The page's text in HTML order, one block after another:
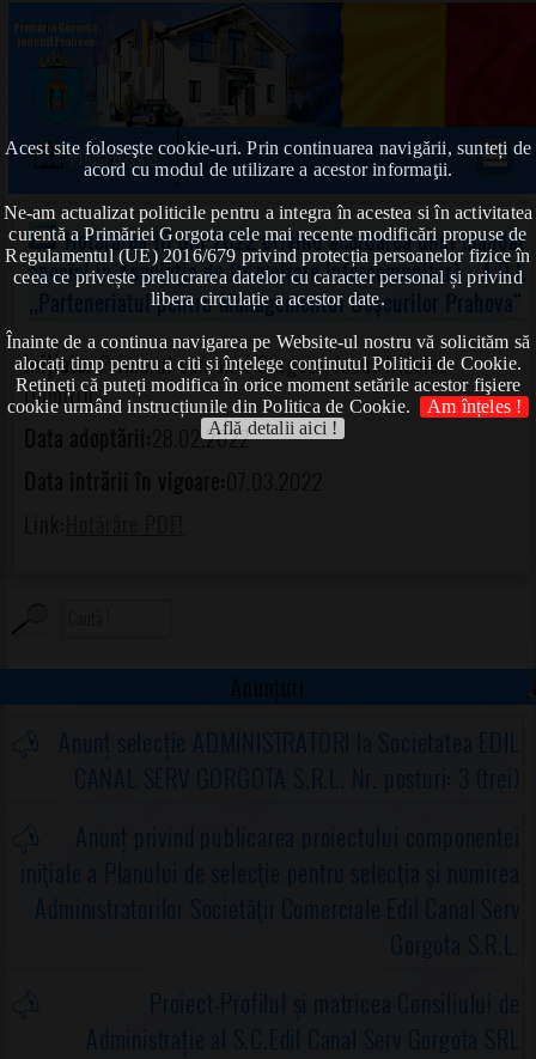
Acest site foloseşte cookie-uri. Prin continuarea navigării, sunteți de
acord cu modul de utilizare a acestor informaţii.
Ne-am actualizat politicile pentru a integra în acestea si în activitatea
curentă a Primăriei Gorgota cele mai recente modificări propuse de
Regulamentul (UE) 2016/679 privind protecția persoanelor fizice în
ceea ce privește prelucrarea datelor cu caracter personal și privind
libera circulație a acestor date.
Înainte de a continua navigarea pe Website-ul nostru vă solicităm să
alocați timp pentru a citi și înțelege conținutul Politicii de Cookie.
Rețineți că puteți modifica în orice moment setările acestor fişiere
cookie urmând instrucțiunile din Politica de Cookie.
Am înțeles !
Află detalii aici !
Prima pagină
Hotărârea 16 din 2022 privind acordarea unui mandat
special în Asociaţia de Dezvoltare Intercomunitară - A.D.I.
,,Parteneriatul pentru Managementul Deşeurilor Prahova"
Inițiator:Primarul comunei Gorgota, Ionuț Nicolae-
Dumitru
28.02.2022
Anunțuri
Anunț selecție ADMINISTRATORI la Societatea EDIL
CANAL SERV GORGOTA S.R.L. Nr. posturi: 3 (trei)
Anunț privind publicarea proiectului componentei
iniţiale a Planului de selecţie pentru selecţia şi numirea
Administratorilor Societăţii Comerciale Edil Canal Serv
Gorgota S.R.L.
Proiect-Profilul și matricea Consiliului de
Administrație al S.C.Edil Canal Serv Gorgota SRL